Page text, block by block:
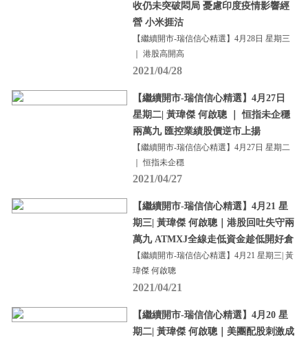
收仍未突破悶局 憂慮印度疫情影響經
營 小米捱沽
【繼續開市-瑞信信心精選】4月28日 星期三
｜ 港股高開高
2021/04/28
【繼續開市-瑞信信心精選】4月27日
星期二| 黃瑋傑 何啟聰 ｜ 恒指未企穩
兩萬九 匯控業績股價逆市上揚
【繼續開市-瑞信信心精選】4月27日 星期二
｜ 恒指未企穩
2021/04/27
【繼續開市-瑞信信心精選】4月21 星
期三| 黃瑋傑 何啟聰｜港股回吐失守兩
萬九 ATMXJ全線走低資金趁低開好倉
【繼續開市-瑞信信心精選】4月21 星期三| 黃
瑋傑 何啟聰
2021/04/21
【繼續開市-瑞信信心精選】4月20 星
期二| 黃瑋傑 何啟聰｜美團配股刺激成